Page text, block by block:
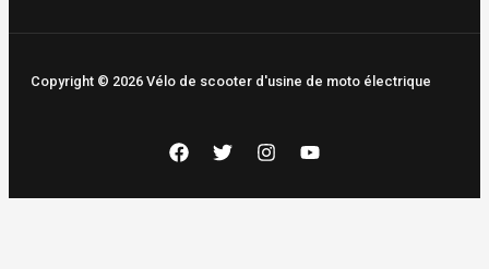
Copyright © 2026 Vélo de scooter d'usine de moto électrique